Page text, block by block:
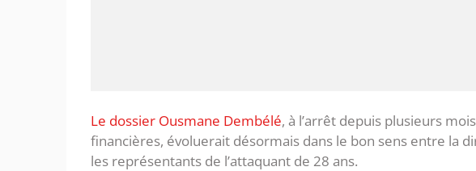
Le dossier Ousmane Dembélé, à l’arrêt depuis plusieurs
financières, évoluerait désormais dans le bon sens entre la
les représentants de l’attaquant de 28 ans.